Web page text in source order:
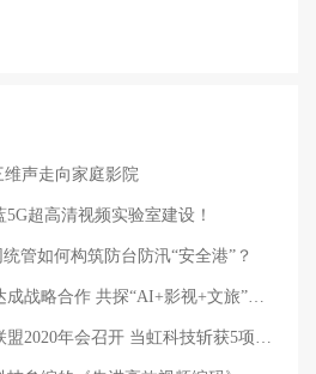
维声走向家庭影院
超高清视频实验室建设！
管如何构筑防台防汛“安全港”？